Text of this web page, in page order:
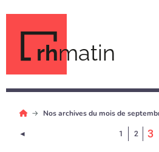
rhmatin
Nos archives du mois de
◄ 1 2 3